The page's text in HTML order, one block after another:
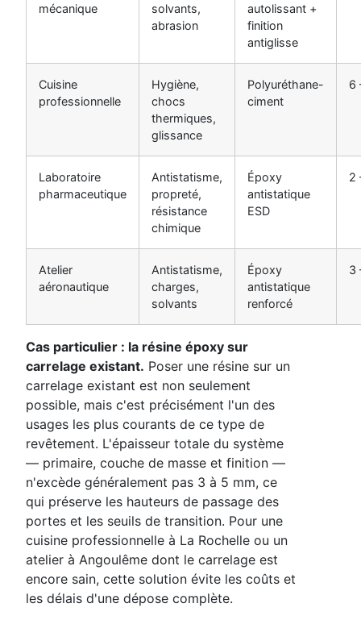
mécanique
solvants,
abrasion
autolissant +
finition
antiglisse
Cuisine
professionnelle
Hygiène,
chocs
thermiques,
glissance
Polyuréthane-
ciment
6
Laboratoire
pharmaceutique
Antistatisme,
propreté,
résistance
chimique
Époxy
antistatique
ESD
2
Atelier
aéronautique
Antistatisme,
charges,
solvants
Époxy
antistatique
renforcé
3
Cas particulier : la résine époxy sur
carrelage existant. Poser une résine sur un
carrelage existant est non seulement
possible, mais c'est précisément l'un des
usages les plus courants de ce type de
revêtement. L'épaisseur totale du système
— primaire, couche de masse et finition —
n'excède généralement pas 3 à 5 mm, ce
qui préserve les hauteurs de passage des
portes et les seuils de transition. Pour une
cuisine professionnelle à La Rochelle ou un
atelier à Angoulême dont le carrelage est
encore sain, cette solution évite les coûts et
les délais d'une dépose complète.